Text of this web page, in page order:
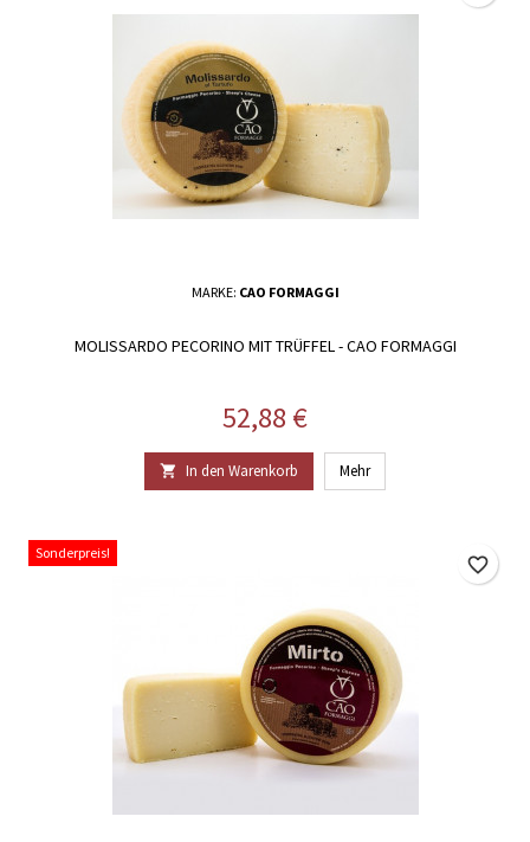
MARKE: CAO FORMAGGI
MOLISSARDO PECORINO MIT TRÜFFEL - CAO FORMAGGI
Preis
52,88 €
 In den Warenkorb Mehr
Sonderpreis!
favorite_border